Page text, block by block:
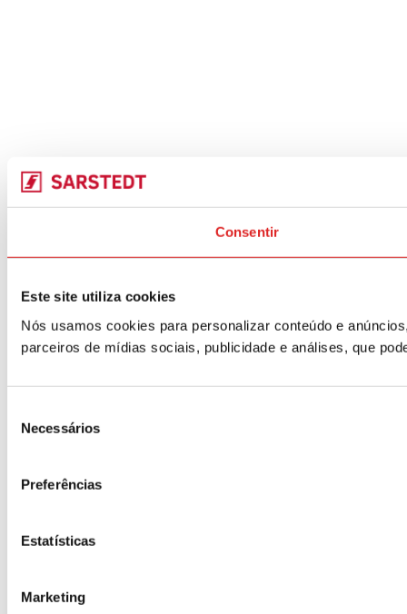
Consentir
Este site utiliza cookies
Nós usamos cookies para personalizar conteúdo e
parceiros de mídias sociais, publicidade e análises, que
Necessários
Preferências
Estatísticas
Marketing